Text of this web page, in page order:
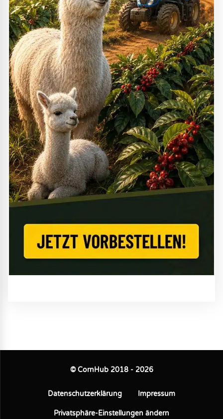
© CornHub 2018 - 2026
Datenschutzerklärung Impressum
Privatsphäre-Einstellungen ändern